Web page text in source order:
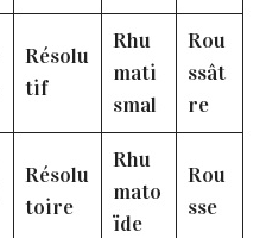
Résolu
tif
Rhu
mati
smal
Rou
ssât
re
Résolu
toire
Rhu
mato
ïde
Rou
sse